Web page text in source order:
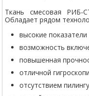
Ткань смесовая РИБ-
Обладает рядом
высокие
возможность
повышенная
отличной
отсутствием